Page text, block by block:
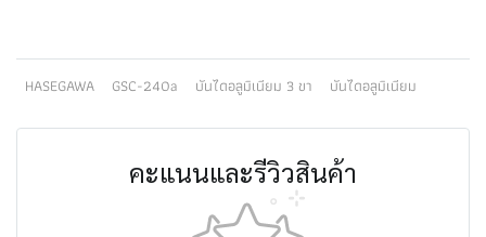
HASEGAWA GSC-240a บันไดอลูมิเนียม 3 ขา บันไดอลูมิเนียม
คะแนนและรีวิวสินค้า